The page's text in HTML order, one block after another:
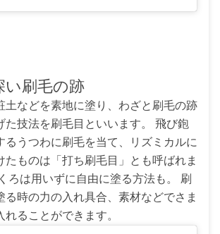
い刷毛の跡
土などを素地に塗り、わざと刷毛の跡
た技法を刷毛目といいます。 飛び鉋
るうつわに刷毛を当て、リズミカルに
たものは「打ち刷毛目」とも呼ばれま
ろは用いずに自由に塗る方法も。 刷
る時の力の入れ具合、素材などでさま
ることができます。